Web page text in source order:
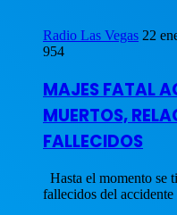
Radio Las Vegas 22
954
MAJES FATAL
MUERTOS,
FALLECIDOS
Hasta el momento se
fallecidos del